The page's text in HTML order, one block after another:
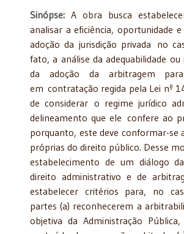
Sinópse: A obra busca
analisar a eficiência, oportunidade e
adoção da jurisdição privada no
fato, a análise da adequabilidade ou
da adoção da arbitragem
em contratação regida pela Lei nº
de considerar o regime jurídico
delineamento que ele confere ao
porquanto, este deve conformar-se
próprias do direito público. Desse
estabelecimento de um diálogo
direito administrativo e de
estabelecer critérios para, no
partes (a) reconhecerem a
objetiva da Administração